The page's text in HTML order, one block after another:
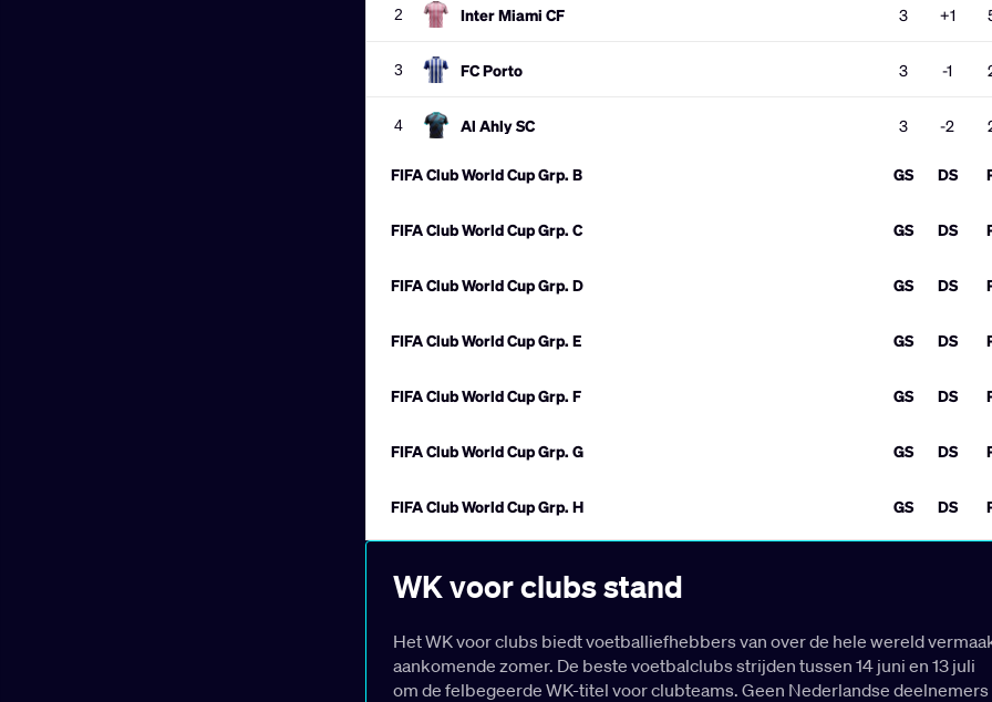
WK voor clubs stand
Het WK voor clubs biedt voetballiefhebbers van over de hele wereld
aankomende zomer. De beste voetbalclubs strijden tussen 14 juni en 13 juli
om de felbegeerde WK-titel voor clubteams. Geen Nederlandse deelnemers